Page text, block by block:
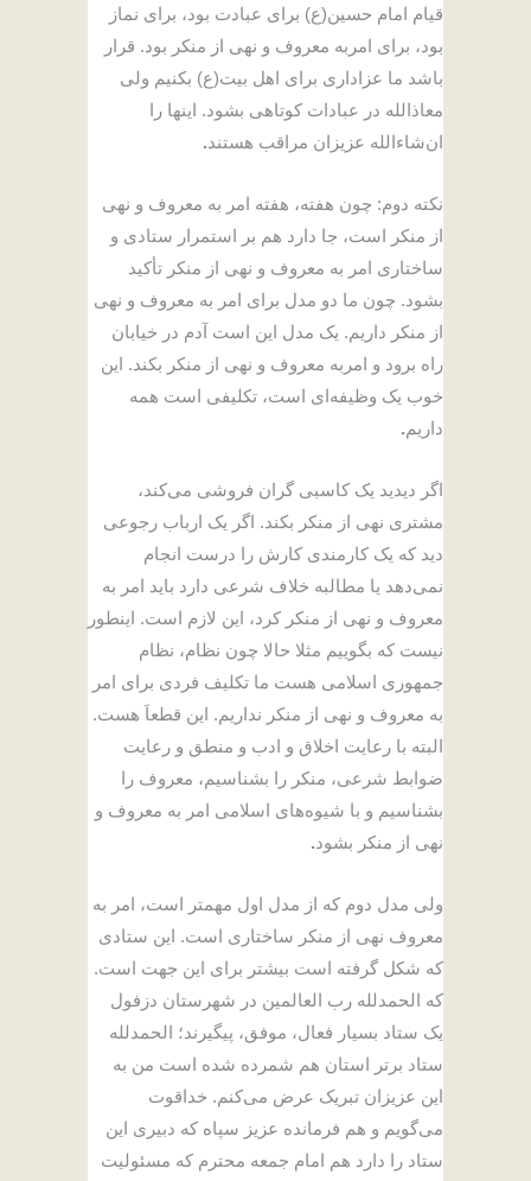
قیام امام حسین(ع) برای عبادت بود، برای نماز
بود، برای امربه معروف و نهی از منکر بود. قرار
باشد ما عزاداری برای اهل بیت(ع) بکنیم ولی
معاذالله در عبادات کوتاهی بشود. اینها را
ان‌شاءالله عزیزان مراقب هستند .
نکته دوم: چون هفته، هفته امر به معروف و نهی
از منکر است، جا دارد هم بر استمرار ستادی و
ساختاری امر به معروف و نهی از منکر تأکید
بشود. چون ما دو مدل برای امر به معروف و نهی
از منکر داریم. یک مدل این است آدم در خیابان
راه برود و امربه معروف و نهی از منکر بکند. این
خوب یک وظیفه‌ای است، تکلیفی است همه
داریم.
اگر دیدید یک کاسبی گران فروشی می‌کند،
مشتری نهی از منکر بکند. اگر یک ارباب رجوعی
دید که یک کارمندی کارش را درست انجام
نمی‌دهد یا مطالبه خلاف شرعی دارد باید امر به
معروف و نهی از منکر کرد، این لازم است. اینطور
نیست که بگوییم مثلا حالا چون نظام، نظام
جمهوری اسلامی هست ما تکلیف فردی برای امر
به معروف و نهی از منکر نداریم. این قطعاَ هست.
البته با رعایت اخلاق و ادب و منطق و رعایت
ضوابط شرعی، منکر را بشناسیم، معروف را
بشناسیم و با شیوه‌های اسلامی امر به معروف و
نهی از منکر بشود .
ولی مدل دوم که از مدل اول مهمتر است، امر به
معروف نهی از منکر ساختاری است. این ستادی
که شکل گرفته است بیشتر برای این جهت است.
که الحمدلله رب العالمین در شهرستان دزفول
یک ستاد بسیار فعال، موفق، پیگیرند؛ الحمدلله
ستاد برتر استان هم شمرده شده است من به
این عزیزان تبریک عرض می‌کنم. خداقوت
می‌گویم و هم فرمانده عزیز سپاه که دبیری این
ستاد را دارد هم امام جمعه محترم که مسئولیت